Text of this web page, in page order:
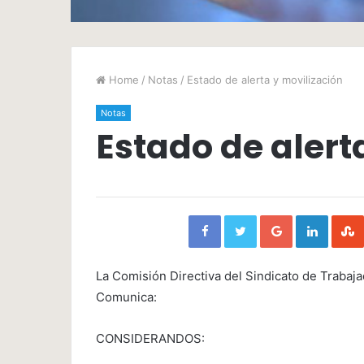
Home / Notas / Estado de alerta y movilización
Notas
Estado de
FacebookTwitterGoogle+
La Comisión Directiva del Sindicato de
Comunica:
CONSIDERANDOS: